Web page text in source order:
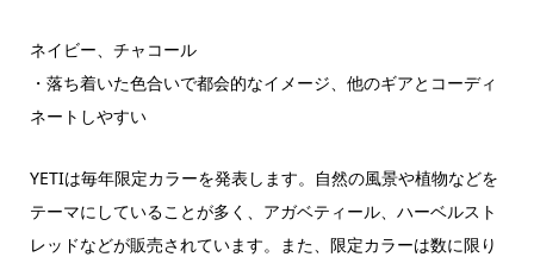
ネイビー、チャコール
・落ち着いた色合いで都会的なイメージ、他のギアとコーディ
ネートしやすい
YETIは毎年限定カラーを発表します。自然の風景や植物などを
テーマにしていることが多く、アガベティール、ハーベルスト
レッドなどが販売されています。また、限定カラーは数に限り